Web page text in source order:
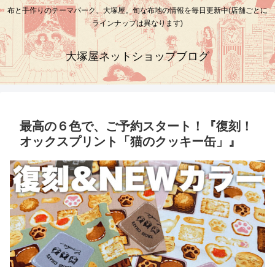
布と手作りのテーマパーク、大塚屋。旬な布地の情報を毎日更新中(店舗ごとに
ラインナップは異なります)
大塚屋ネットショップブログ
最高の６色で、ご予約スタート！『復刻！
オックスプリント「猫のクッキー缶」』